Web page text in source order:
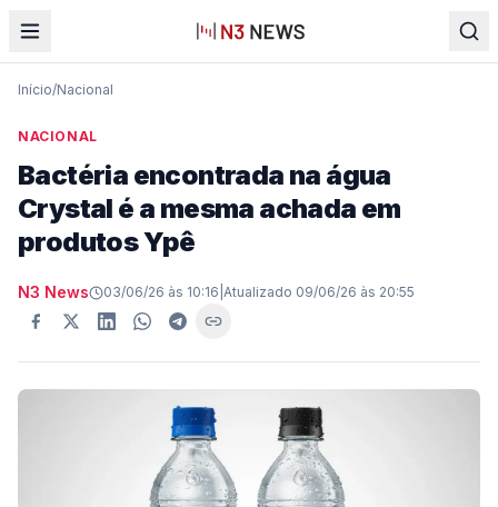
Início/Nacional
NACIONAL
Bactéria encontrada na água
Crystal é a mesma achada em
produtos Ypê
N3 News 03/06/26 às 10:16 Atualizado 09/06/26 às 20:55